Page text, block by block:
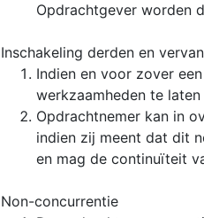
Opdrachtgever worden
Inschakeling derden en
Indien en voor zover
werkzaamheden te
Opdrachtnemer kan in
indien zij meent dat dit
en mag de continuïteit
Non-concurrentie